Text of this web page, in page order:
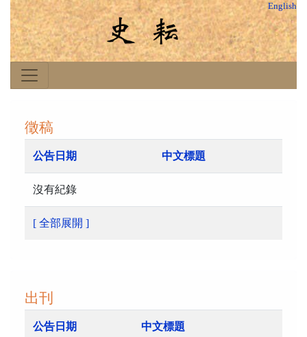
English
徵稿
公告日期 中文標題
沒有紀錄
[ 全部展開 ]
出刊
公告日期 中文標題